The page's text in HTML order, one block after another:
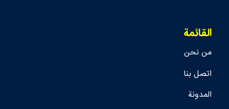
القائمة
من نحن
اتصل بنا
المدونة